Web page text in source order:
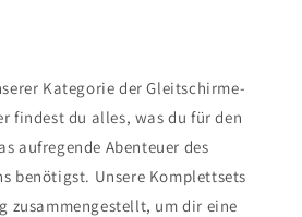
Kategorie der Gleitschirme-
findest du alles, was du für den
aufregende Abenteuer des
benötigst. Unsere Komplettsets
zusammengestellt, um dir eine